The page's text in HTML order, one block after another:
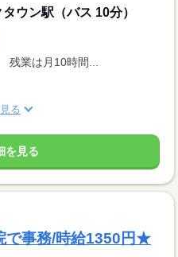
ウン駅（バス 10分）
残業は月10時間...
る
を見る
で事務/時給1350円★